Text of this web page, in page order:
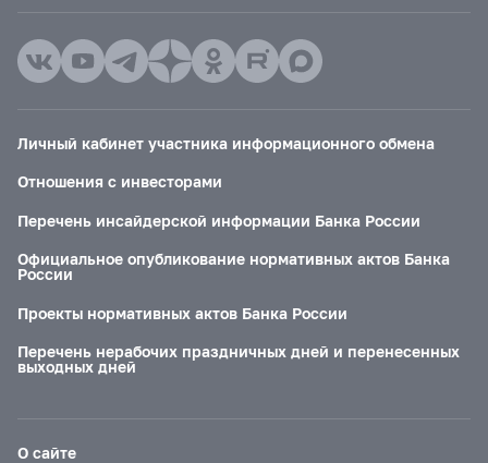
Личный кабинет участника информационного обмена
Отношения с инвесторами
Перечень инсайдерской информации Банка России
Официальное опубликование нормативных актов Банка
России
Проекты нормативных актов Банка России
Перечень нерабочих праздничных дней и перенесенных
выходных дней
О сайте